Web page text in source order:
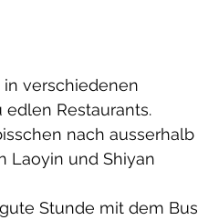
verschiedenen
edlen Restaurants.
nach ausserhalb
Laoyin und Shiyan
Stunde mit dem Bus